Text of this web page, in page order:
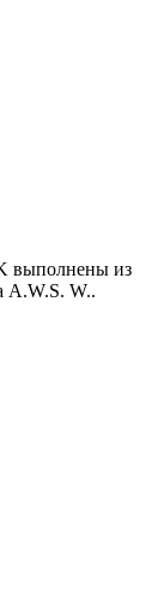
выполнены из
A.W.S. W..